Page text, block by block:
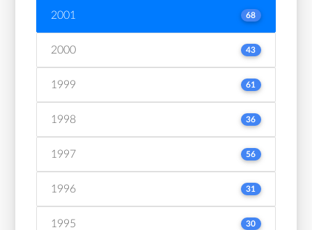
2001 68
2000 43
1999 61
1998 36
1997 56
1996 31
1995 30